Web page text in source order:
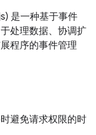
是一种基于事件
处理数据、协调扩
程序的事件管理
避免请求权限的时